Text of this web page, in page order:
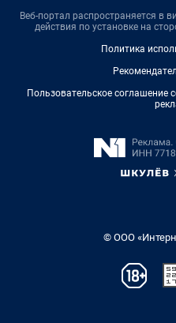
Веб-портал распространяется в
действия по установке на
Политика
Пользовательское соглашение
© ООО